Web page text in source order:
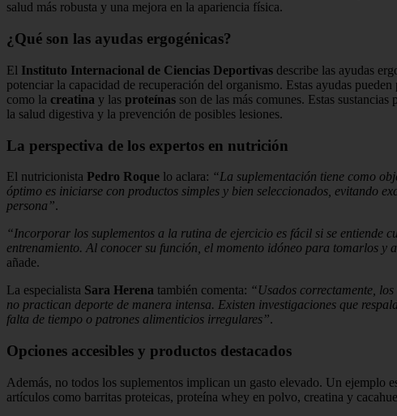
salud más robusta y una mejora en la apariencia física.
¿Qué son las ayudas ergogénicas?
El Instituto Internacional de Ciencias Deportivas describe las ayudas
potenciar la capacidad de recuperación del organismo. Estas ayudas
como la creatina y las proteínas son de las más comunes. Estas
la salud digestiva y la prevención de posibles lesiones.
La perspectiva de los expertos en nutrición
El nutricionista Pedro Roque lo aclara: “La suplementación tiene como
óptimo es iniciarse con productos simples y bien seleccionados, evitando
persona”.
“Incorporar los suplementos a la rutina de ejercicio es fácil si se entiende
entrenamiento. Al conocer su función, el momento idóneo para tomarlos
añade.
La especialista Sara Herena también comenta: “Usados correctamente,
no practican deporte de manera intensa. Existen investigaciones que
falta de tiempo o patrones alimenticios irregulares”.
Opciones accesibles y productos destacados
Además, no todos los suplementos implican un gasto elevado. Un ejemplo
artículos como barritas proteicas, proteína whey en polvo, creatina y